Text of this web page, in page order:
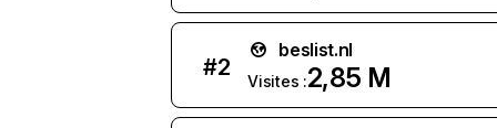
#2
beslist.nl
Visites :2,85 M